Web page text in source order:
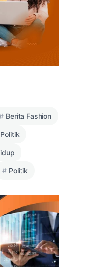
Berita Fashion
Politik